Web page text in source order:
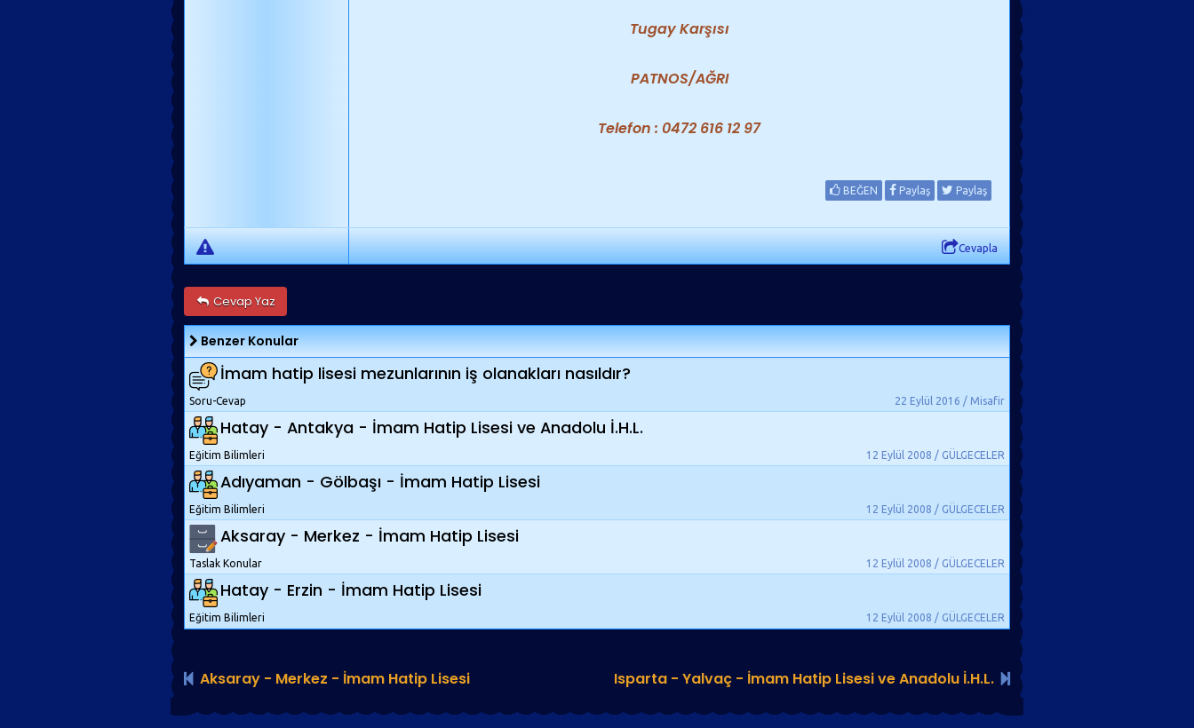
Tugay Karşısı
PATNOS/AĞRI
Telefon : 0472 616 12 97
BEĞEN Paylaş Paylaş
Cevapla
Cevap Yaz
Benzer Konular
İmam hatip lisesi mezunlarının iş olanakları nasıldır?
22 Eylül 2016 / Misafir
Soru-Cevap
Hatay - Antakya - İmam Hatip Lisesi ve Anadolu İ.H.L.
12 Eylül 2008 / GÜLGECELER
Eğitim Bilimleri
Adıyaman - Gölbaşı - İmam Hatip Lisesi
12 Eylül 2008 / GÜLGECELER
Eğitim Bilimleri
Aksaray - Merkez - İmam Hatip Lisesi
12 Eylül 2008 / GÜLGECELER
Taslak Konular
Hatay - Erzin - İmam Hatip Lisesi
12 Eylül 2008 / GÜLGECELER
Eğitim Bilimleri
Aksaray - Merkez - İmam Hatip Lisesi Isparta - Yalvaç - İmam Hatip Lisesi ve Anadolu İ.H.L.